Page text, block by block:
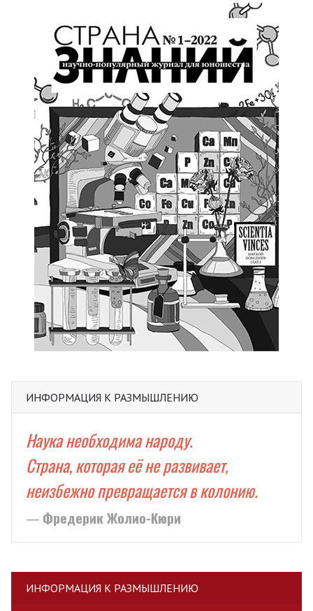
ИНФОРМАЦИЯ К РАЗМЫШЛЕНИЮ
Наука необходима народу.
Страна, которая её не развивает,
неизбежно превращается в колонию.
Фредерик Жолио-Кюри
ИНФОРМАЦИЯ К РАЗМЫШЛЕНИЮ